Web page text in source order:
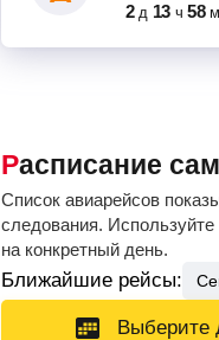
2 д 13 ч 58
Расписание
Список авиарейсов
следования.
на конкретный день.
Ближайшие рейсы:
Выберите